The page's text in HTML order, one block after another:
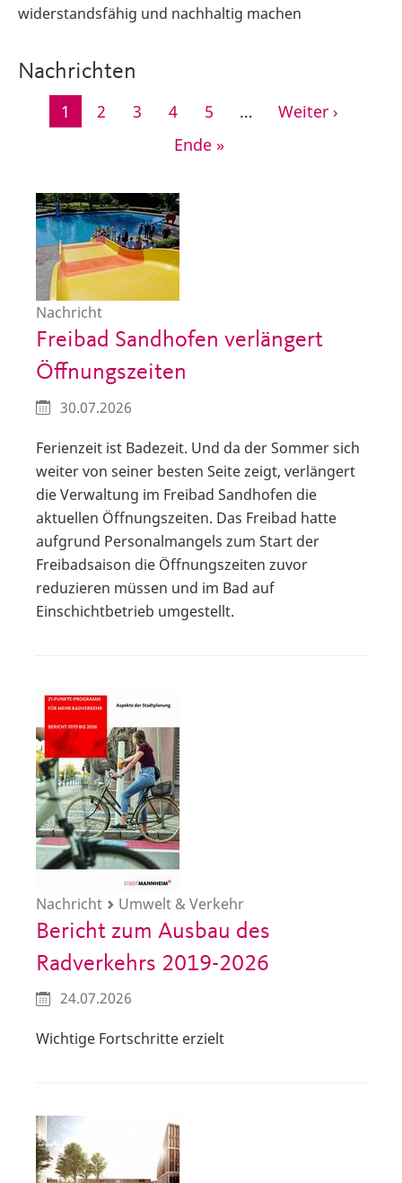
widerstandsfähig und nachhaltig machen
Nachrichten
Seitennummerierung
Aktuelle
1 Seite
2 Seite
3 Seite
4 Seite
5 …
Nächste
Weiter ›
Letzte
Ende »
Nachricht
Freibad Sandhofen verlängert
Öffnungszeiten
30.07.2026
Ferienzeit ist Badezeit. Und da der Sommer sich
weiter von seiner besten Seite zeigt, verlängert
die Verwaltung im Freibad Sandhofen die
aktuellen Öffnungszeiten. Das Freibad hatte
aufgrund Personalmangels zum Start der
Freibadsaison die Öffnungszeiten zuvor
reduzieren müssen und im Bad auf
Einschichtbetrieb umgestellt.
Nachricht Umwelt & Verkehr
Bericht zum Ausbau des
Radverkehrs 2019-2026
24.07.2026
Wichtige Fortschritte erzielt